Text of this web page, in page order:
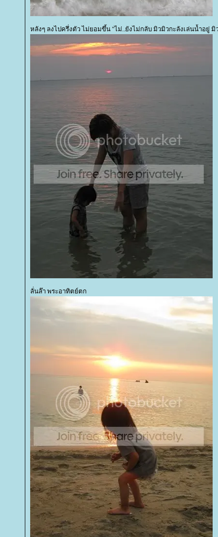
หลังๆ ลงไปครึ่งตัว ไม่ยอมขึ้น "ไม่..ยังไม่กลับ มิวมิวกะลังเล่นน้ำอยู่ มิ
ลั่นล๊า พระอาทิตย์ตก